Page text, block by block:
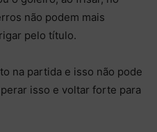
não podem mais
pelo título.
na partida e isso não pode
isso e voltar forte para